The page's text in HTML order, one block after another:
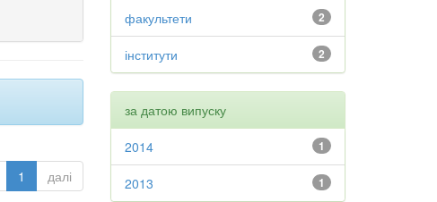
1 далі
2
факультети
2
інститути
за датою випуску
1
2014
1
2013